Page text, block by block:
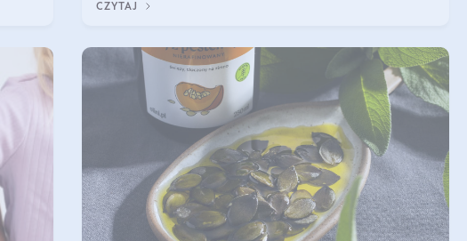
tych substancji z roślin?
CZYTAJ